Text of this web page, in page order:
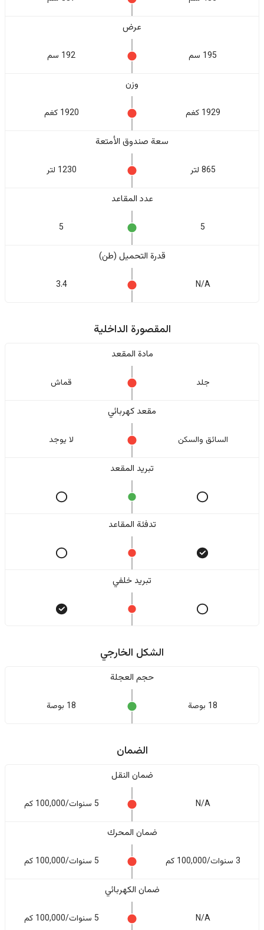
عرض
195 سم 192 سم
وزن
1929 كغم 1920 كغم
سعة صندوق الأمتعة
865 لتر 1230 لتر
عدد المقاعد
5
5
قدرة التحميل (طن)
N/A
3.4
المقصورة الداخلية
مادة المقعد
جلد قماش
مقعد كهربائي
السائق والسکن لا یوجد
تبريد المقعد
تدفئة المقاعد
تبريد خلفي
الشكل الخارجي
حجم العجلة
18 بوصة 18 بوصة
الضمان
ضمان النقل
N/A 5 سنوات/100,000 كم
ضمان المحرك
3 سنوات/100,000 كم 5 سنوات/100,000 كم
ضمان الكهربائي
N/A 5 سنوات/100,000 كم